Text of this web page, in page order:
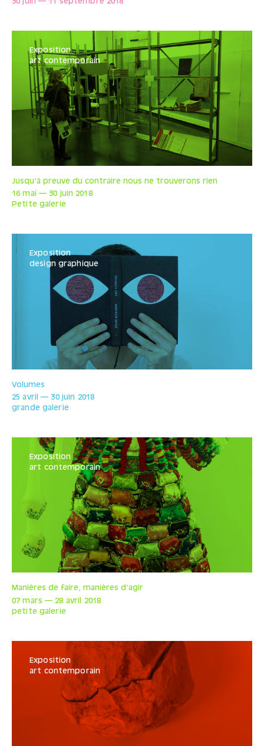
Exposition
art contemporain
Jusqu’à preuve du contraire nous ne trouverons rien
16 mai
— 30 juin 2018
Petite galerie
Exposition
design graphique
Volumes
25 avril
— 30 juin 2018
grande galerie
Exposition
art contemporain
Manières de faire, manières d’agir
07 mars — 28 avril
2018
petite galerie
Exposition
art contemporain